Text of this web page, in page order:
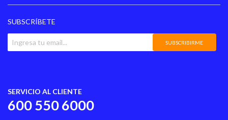
SUBSCRÍBETE
SUBSCRIBIRME
SERVICIO AL CLIENTE
600 550 6000